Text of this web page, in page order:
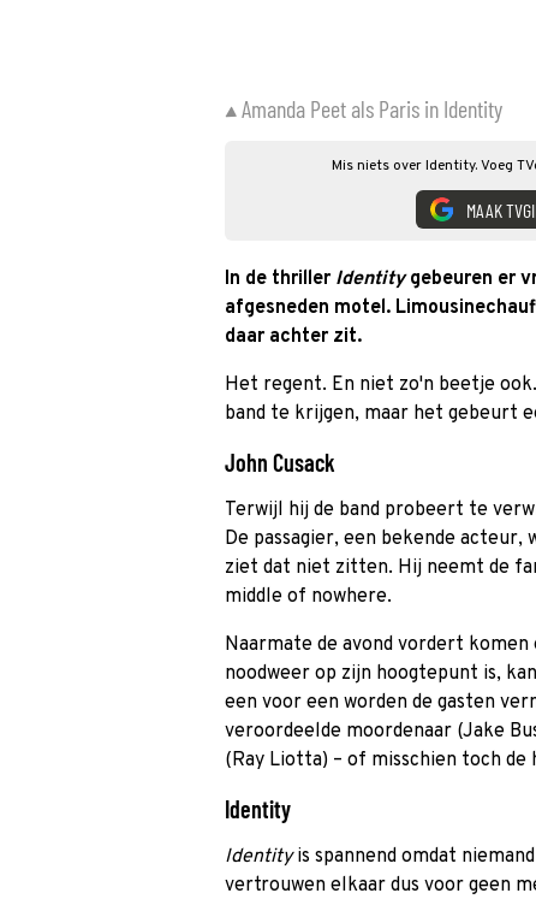
Amanda Peet als Paris in Identity
Mis niets over Identity. Voeg
MAAK
In de thriller Identitygebeuren er
afgesneden motel.
daar achter zit.
Het regent. En niet zo'n beetje
band te krijgen, maar het gebeurt
John Cusack
Terwijl hij de band probeert te
De passagier, een bekende acteur,
ziet dat niet zitten. Hij neemt de
middle of nowhere.
Naarmate de avond vordert
noodweer op zijn hoogtepunt is,
een voor een worden de gasten
veroordeelde moordenaar (Jake
(Ray Liotta) – of misschien toch de
Identity
Identityis spannend omdat
vertrouwen elkaar dus voor geen